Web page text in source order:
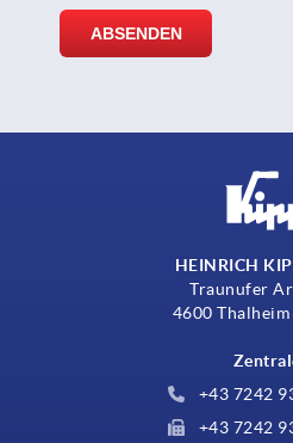
HEINRICH
Traunufer
4600
+43 7242
+43 7242